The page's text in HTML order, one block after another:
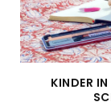
KINDER